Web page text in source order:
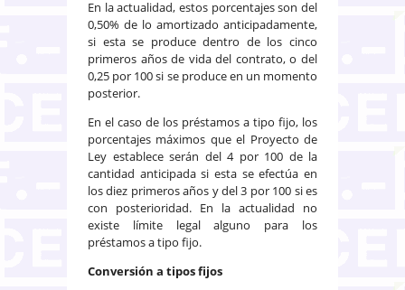
En la actualidad, estos porcentajes son del
0,50% de lo amortizado anticipadamente,
si esta se produce dentro de los cinco
primeros años de vida del contrato, o del
0,25 por 100 si se produce en un momento
posterior.
En el caso de los préstamos a tipo fijo, los
porcentajes máximos que el Proyecto de
Ley establece serán del 4 por 100 de la
cantidad anticipada si esta se efectúa en
los diez primeros años y del 3 por 100 si es
con posterioridad. En la actualidad no
existe límite legal alguno para los
préstamos a tipo fijo.
Conversión a tipos fijos